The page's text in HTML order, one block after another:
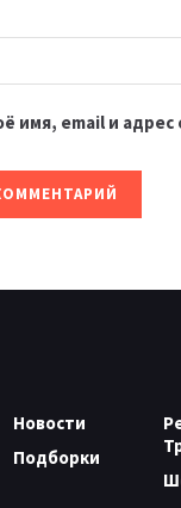
имя, email и
Новости
Подборки